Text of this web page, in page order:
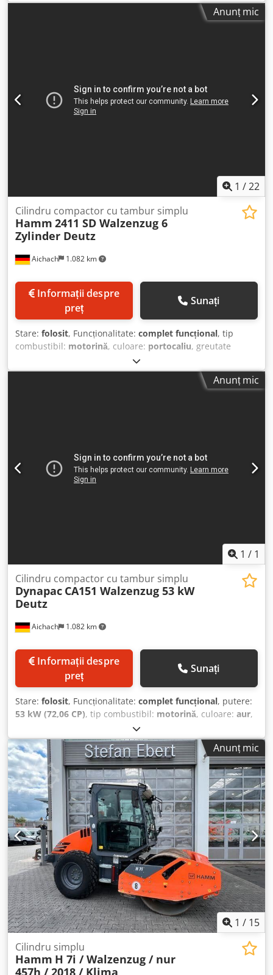
cm
Anunț mic
1 /22
Aichach 1.082 km
Cilindru compactor cu tambur simplu
Hamm 2411 SD Walzenzug 6
Zylinder Deutz
preț
Sunați
Stare: folosit, Funcționalitate: complet funcțional, tip
combustibil: motorină, culoare: portocaliu, greutate
, An de fabricație:
funcționare:5.000 h, Dotări:cabină, Hamm 2411 SD
cilindru compactor An fabricație 1987 Dcsdpfx
Anunț mic
1 / 1
Aichach 1.082 km
Cilindru compactor cu tambur simplu
Dynapac CA151 Walzenzug 53 kW
Deutz
preț
Sunați
Stare: folosit, Funcționalitate: complet funcțional, putere:
53 kW (72,06 CP), tip combustibil: motorină, culoare: aur,
6.800 kg
de funcționare:3.000 h, Dotări:cabină, Dynapac CA 151
compactor cu tambur An de fabricație: 1993 Dedpfozap R
Dox Akbock Greutate: 6.800 kg Ore de funcționare: 3.000 h
Motor Deutz F3-6L 912, 53 kW, 4 cilindri
Anunț mic
1 / 15
Cilindru simplu
Hamm H 7i / Walzenzug / nur
457h / 2018 / Klima